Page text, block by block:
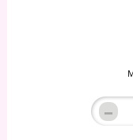
–